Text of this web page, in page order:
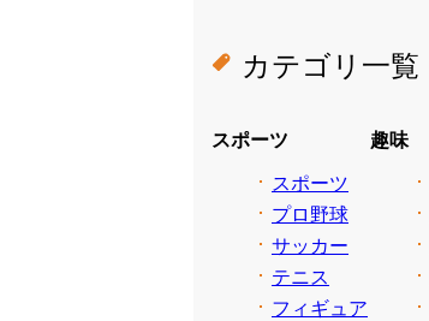
カテゴリ一覧
スポーツ
スポーツ
プロ野球
サッカー
テニス
フィギュア
趣味